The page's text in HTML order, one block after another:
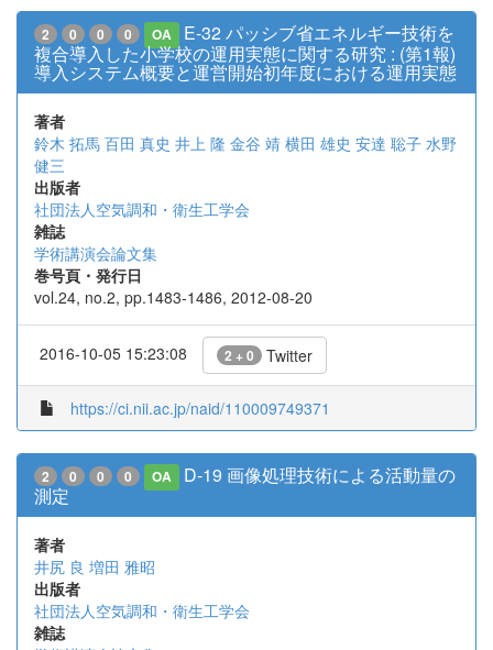
2 0 0 0 OA
E-32 パッシブ省エネルギー技術を
複合導入した小学校の運用実態に関する研究 : (第1報)
導入システム概要と運営開始初年度における運用実態
著者
鈴木 拓馬 百田 真史 井上 隆 金谷 靖 横田 雄史 安達 聡子 水野
健三
出版者
社団法人空気調和・衛生工学会
雑誌
学術講演会論文集
巻号頁・発行日
vol.24, no.2, pp.1483-1486, 2012-08-20
2016-10-05 15:23:08 2 + 0 Twitter
https://ci.nii.ac.jp/naid/110009749371
2 0 0 0 OA
D-19 画像処理技術による活動量の
測定
著者
井尻 良 増田 雅昭
出版者
社団法人空気調和・衛生工学会
雑誌